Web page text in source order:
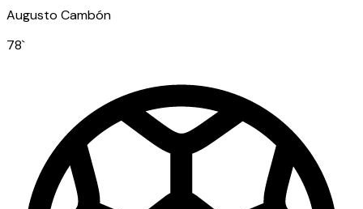
Augusto Cambón
78`